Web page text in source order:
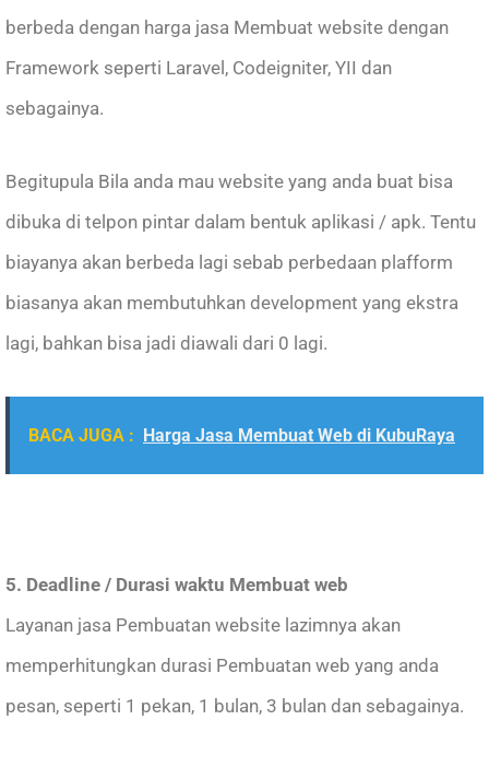
berbeda dengan harga jasa Membuat website dengan
Framework seperti Laravel, Codeigniter, YII dan
sebagainya.
Begitupula Bila anda mau website yang anda buat bisa
dibuka di telpon pintar dalam bentuk aplikasi / apk. Tentu
biayanya akan berbeda lagi sebab perbedaan plafform
biasanya akan membutuhkan development yang ekstra
lagi, bahkan bisa jadi diawali dari 0 lagi.
BACA JUGA : Harga Jasa Membuat Web di KubuRaya
5. Deadline / Durasi waktu Membuat web
Layanan jasa Pembuatan website lazimnya akan
memperhitungkan durasi Pembuatan web yang anda
pesan, seperti 1 pekan, 1 bulan, 3 bulan dan sebagainya.